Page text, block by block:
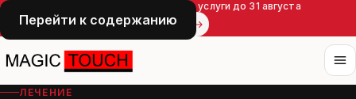
Перейти к содержанию
Летняя акция — скидка 15% на все услуги до 31 августа
Записаться
ЛЕЧЕНИЕ